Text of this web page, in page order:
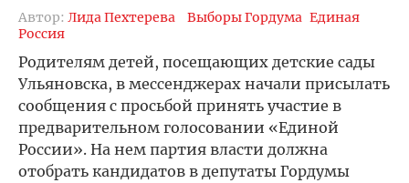
Автор: Лида Пехтерева Выборы Гордума Единая
Россия
Родителям детей, посещающих детские сады
Ульяновска, в мессенджерах начали присылать
сообщения с просьбой принять участие в
предварительном голосовании «Единой
России». На нем партия власти должна
отобрать кандидатов в депутаты Гордумы